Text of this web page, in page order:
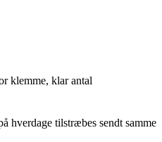
klemme, klar antal
hverdage tilstræbes sendt samme